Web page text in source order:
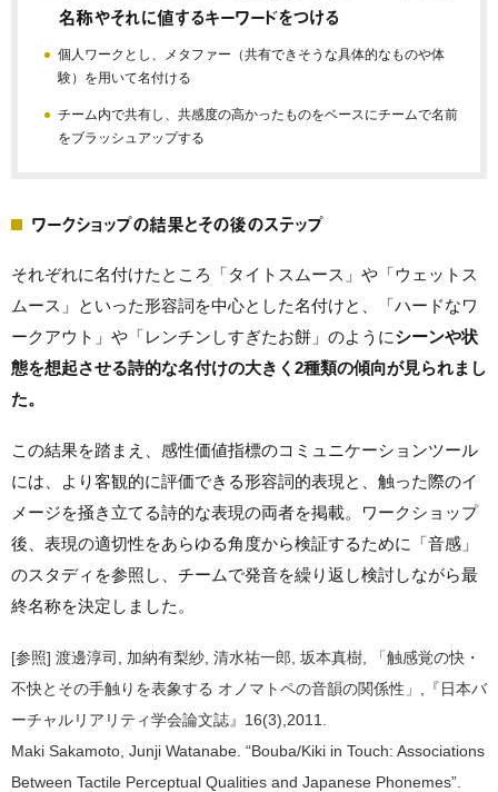
名称やそれに値するキーワードをつける
個人ワークとし、メタファー（共有できそうな具体的なものや体
験）を用いて名付ける
チーム内で共有し、共感度の高かったものをベースにチームで名前
をブラッシュアップする
ワークショップの結果とその後のステップ
それぞれに名付けたところ「タイトスムース」や「ウェットス
ムース」といった形容詞を中心とした名付けと、「ハードなワ
ークアウト」や「レンチンしすぎたお餅」のようにシーンや状
態を想起させる詩的な名付けの大きく2種類の傾向が見られまし
た。
この結果を踏まえ、感性価値指標のコミュニケーションツール
には、より客観的に評価できる形容詞的表現と、触った際のイ
メージを掻き立てる詩的な表現の両者を掲載。ワークショップ
後、表現の適切性をあらゆる角度から検証するために「音感」
のスタディを参照し、チームで発音を繰り返し検討しながら最
終名称を決定しました。
[参照] 渡邊淳司, 加納有梨紗, 清水祐一郎, 坂本真樹, 「触感覚の快・
不快とその手触りを表象する オノマトペの音韻の関係性」,『日本バ
ーチャルリアリティ学会論文誌』16(3),2011.
Maki Sakamoto, Junji Watanabe. “Bouba/Kiki in Touch: Associations
Between Tactile Perceptual Qualities and Japanese Phonemes”.